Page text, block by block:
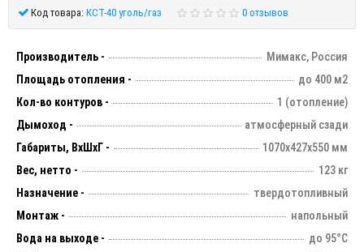
Код товара: КСТ-40 уголь/газ 0 отзывов
Производитель -
Мимакс, Россия
Площадь отопления -
до 400 м2
Кол-во контуров -
1 (отопление)
Дымоход -
атмосферный сзади
Габариты, ВхШхГ -
1070х427х550 мм
Вес, нетто -
123 кг
Назначение -
твердотопливный
Монтаж -
напольный
Вода на выходе -
до 95°C